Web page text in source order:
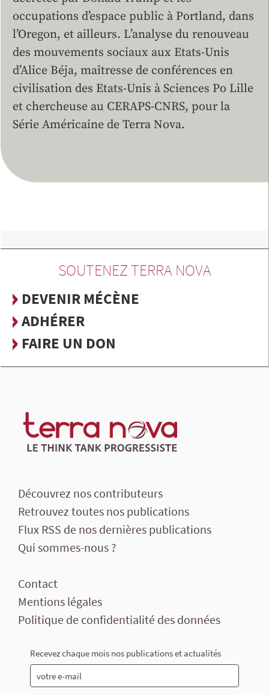
occupations d’espace public à Portland, dans
l’Oregon, et ailleurs. L’analyse du renouveau
des mouvements sociaux aux Etats-Unis
d’Alice Béja, maîtresse de conférences en
civilisation des Etats-Unis à Sciences Po Lille
et chercheuse au CERAPS-CNRS, pour la
Série Américaine de Terra Nova.
SOUTENEZ TERRA NOVA
DEVENIR MÉCÈNE
ADHÉRER
FAIRE UN DON
Découvrez nos contributeurs
Retrouvez toutes nos publications
Flux RSS de nos dernières publications
Qui sommes-nous ?
Contact
Mentions légales
Politique de confidentialité des données
Recevez chaque mois nos publications et actualités